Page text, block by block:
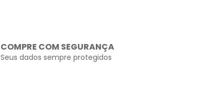
COMPRE COM SEGURANÇA
Seus dados sempre protegidos